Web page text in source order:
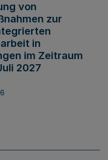
von
zur
in
im Zeitraum
2027